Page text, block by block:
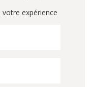
expérience